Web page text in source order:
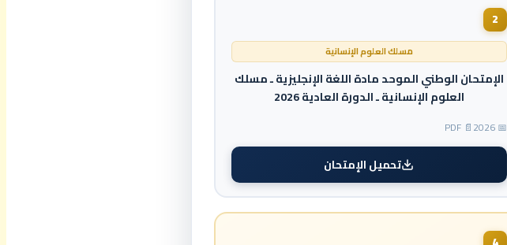
2
مسلك العلوم الإنسانية
الإمتحان الوطني الموحد مادة اللغة الإنجليزية ـ مسلك
العلوم الإنسانية ـ الدورة العادية 2026
📅 2026
📄 PDF
تحميل الإمتحان